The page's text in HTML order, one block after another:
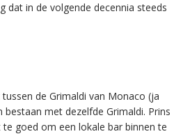
dat in de volgende decennia steeds
de Grimaldi van Monaco (ja
met dezelfde Grimaldi. Prins
goed om een lokale bar binnen te